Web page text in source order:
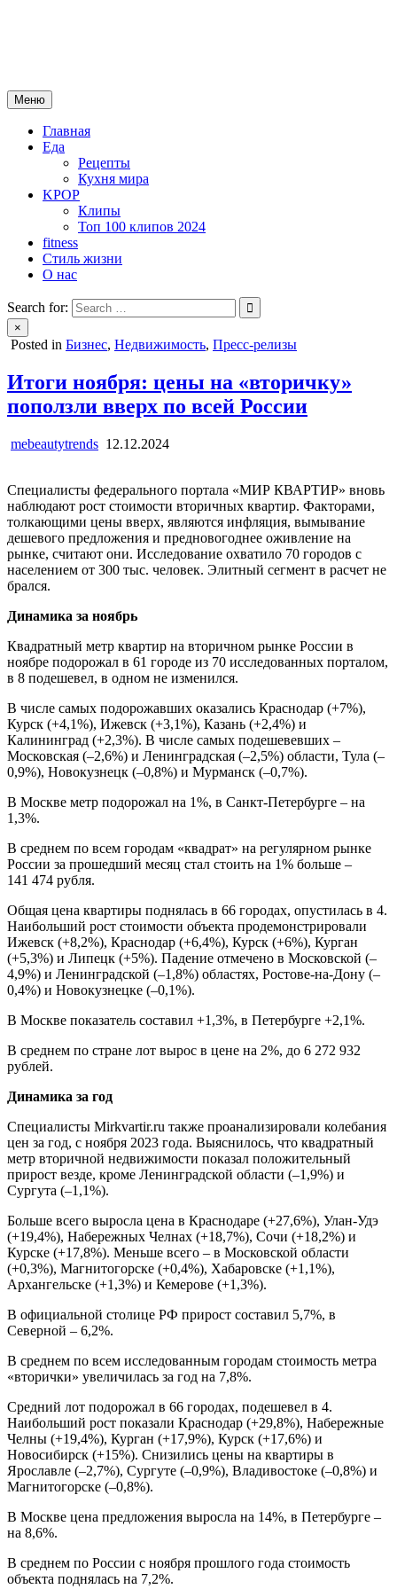
Меню
Главная
Еда
Рецепты
Кухня мира
KPOP
Клипы
Топ 100 клипов 2024
fitness
Стиль жизни
О нас
Search for:
×
Posted in Бизнес, Недвижимость, Пресс-релизы
Итоги ноября: цены на «вторичку»
поползли вверх по всей России
mebeautytrends 12.12.2024
Специалисты федерального портала «МИР КВАРТИР» вновь
наблюдают рост стоимости вторичных квартир. Факторами,
толкающими цены вверх, являются инфляция, вымывание
дешевого предложения и предновогоднее оживление на
рынке, считают они. Исследование охватило 70 городов с
населением от 300 тыс. человек. Элитный сегмент в расчет не
брался.
Динамика за ноябрь
Квадратный метр квартир на вторичном рынке России в
ноябре подорожал в 61 городе из 70 исследованных порталом,
в 8 подешевел, в одном не изменился.
В числе самых подорожавших оказались Краснодар (+7%),
Курск (+4,1%), Ижевск (+3,1%), Казань (+2,4%) и
Калининград (+2,3%). В числе самых подешевевших –
Московская (–2,6%) и Ленинградская (–2,5%) области, Тула (–
0,9%), Новокузнецк (–0,8%) и Мурманск (–0,7%).
В Москве метр подорожал на 1%, в Санкт-Петербурге – на
1,3%.
В среднем по всем городам «квадрат» на регулярном рынке
России за прошедший месяц стал стоить на 1% больше –
141 474 рубля.
Общая цена квартиры поднялась в 66 городах, опустилась в 4.
Наибольший рост стоимости объекта продемонстрировали
Ижевск (+8,2%), Краснодар (+6,4%), Курск (+6%), Курган
(+5,3%) и Липецк (+5%). Падение отмечено в Московской (–
4,9%) и Ленинградской (–1,8%) областях, Ростове-на-Дону (–
0,4%) и Новокузнецке (–0,1%).
В Москве показатель составил +1,3%, в Петербурге +2,1%.
В среднем по стране лот вырос в цене на 2%, до 6 272 932
рублей.
Динамика за год
Специалисты Mirkvartir.ru также проанализировали колебания
цен за год, с ноября 2023 года. Выяснилось, что квадратный
метр вторичной недвижимости показал положительный
прирост везде, кроме Ленинградской области (–1,9%) и
Сургута (–1,1%).
Больше всего выросла цена в Краснодаре (+27,6%), Улан-Удэ
(+19,4%), Набережных Челнах (+18,7%), Сочи (+18,2%) и
Курске (+17,8%). Меньше всего – в Московской области
(+0,3%), Магнитогорске (+0,4%), Хабаровске (+1,1%),
Архангельске (+1,3%) и Кемерове (+1,3%).
В официальной столице РФ прирост составил 5,7%, в
Северной – 6,2%.
В среднем по всем исследованным городам стоимость метра
«вторички» увеличилась за год на 7,8%.
Средний лот подорожал в 66 городах, подешевел в 4.
Наибольший рост показали Краснодар (+29,8%), Набережные
Челны (+19,4%), Курган (+17,9%), Курск (+17,6%) и
Новосибирск (+15%). Снизились цены на квартиры в
Ярославле (–2,7%), Сургуте (–0,9%), Владивостоке (–0,8%) и
Магнитогорске (–0,8%).
В Москве цена предложения выросла на 14%, в Петербурге –
на 8,6%.
В среднем по России с ноября прошлого года стоимость
объекта поднялась на 7,2%.